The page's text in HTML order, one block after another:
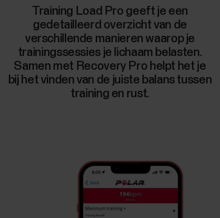
Training Load Pro geeft je een
gedetailleerd overzicht van de
verschillende manieren waarop je
trainingssessies je lichaam belasten.
Samen met Recovery Pro helpt het je
bij het vinden van de juiste balans tussen
training en rust.